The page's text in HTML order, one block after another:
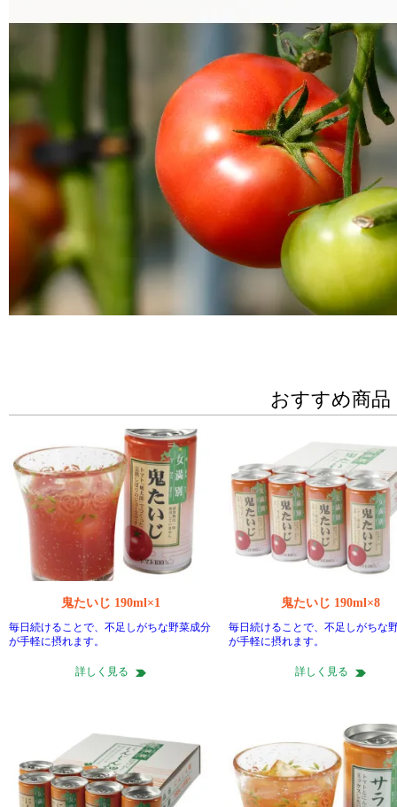
おすすめ商品
鬼たいじ 190ml×1
毎日続けることで、不足しがちな野菜成分
が手軽に摂れます。
詳しく見る
鬼たいじ 190ml×8
毎日続けることで、不足しがちな
が手軽に摂れます。
詳しく見る